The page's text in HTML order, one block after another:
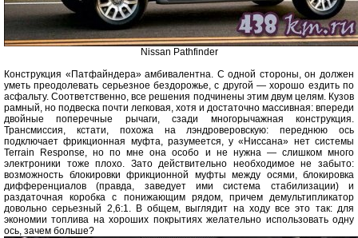
Nissan Pathfinder
Конструкция «Патфайндера» амбивалентна. С одной стороны, он должен
уметь преодолевать серьезное бездорожье, с другой — хорошо ездить по
асфальту. Соответственно, все решения подчинены этим двум целям. Кузов
рамный, но подвеска почти легковая, хотя и достаточно массивная: впереди
двойные поперечные рычаги, сзади многорычажная конструкция.
Трансмиссия, кстати, похожа на лэндроверовскую: переднюю ось
подключает фрикционная муфта, разумеется, у «Ниссана» нет системы
Terrain Response, но по мне она особо и не нужна — слишком много
электроники тоже плохо. Зато действительно необходимое не забыто:
возможность блокировки фрикционной муфты между осями, блокировка
дифференциалов (правда, заведует ими система стабилизации) и
раздаточная коробка с понижающим рядом, причем демультипликатор
довольно серьезный 2,6:1. В общем, выглядит на ходу все это так: для
экономии топлива на хороших покрытиях желательно использовать одну
ось, зачем больше?